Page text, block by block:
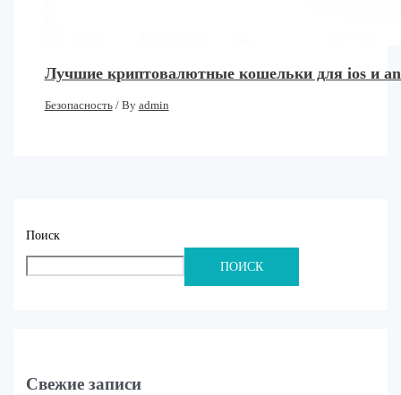
Лучшие криптовалютные кошельки для ios и
Безопасность/ By admin
Поиск
ПОИСК
Свежие записи